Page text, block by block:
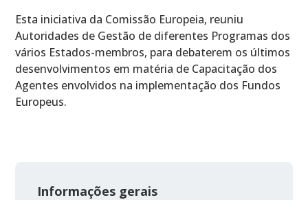
Esta iniciativa da Comissão Europeia, reuniu
Autoridades de Gestão de diferentes Programas dos
vários Estados-membros, para debaterem os últimos
desenvolvimentos em matéria de Capacitação dos
Agentes envolvidos na implementação dos Fundos
Europeus.
Informações gerais